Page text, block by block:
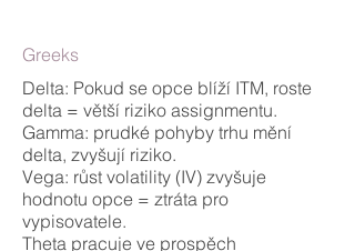
Greeks
Delta: Pokud se opce blíží ITM, roste
delta = větší riziko assignmentu.
Gamma: prudké pohyby trhu mění
delta, zvyšují riziko.
Vega: růst volatility (IV) zvyšuje
hodnotu opce = ztráta pro
vypisovatele.
Theta pracuje ve prospěch